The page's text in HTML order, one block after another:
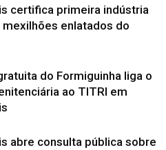
certifica primeira indústria
enlatados do
do Formiguinha liga o
ao TITRI em
abre consulta pública sobre